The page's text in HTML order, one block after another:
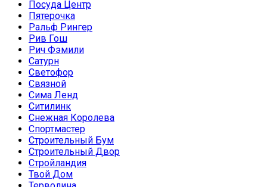
Посуда Центр
Пятерочка
Ральф Рингер
Рив Гош
Рич Фэмили
Сатурн
Светофор
Связной
Сима Ленд
Ситилинк
Снежная Королева
Спортмастер
Строительный Бум
Строительный Двор
Стройландия
Твой Дом